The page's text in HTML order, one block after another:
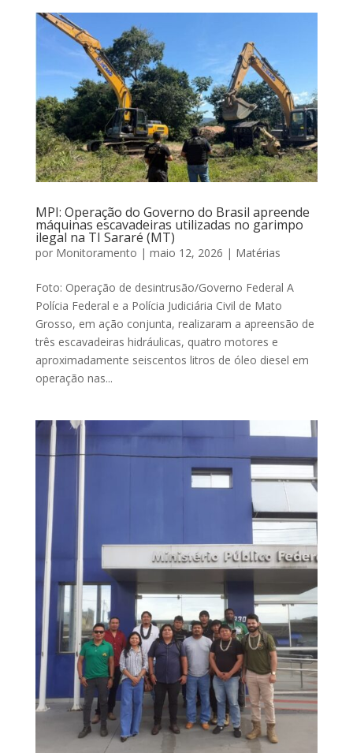
MPI: Operação do Governo do Brasil apreende
máquinas escavadeiras utilizadas no garimpo
ilegal na TI Sararé (MT)
por Monitoramento | maio 12, 2026 | Matérias
Foto: Operação de desintrusão/Governo Federal A
Polícia Federal e a Polícia Judiciária Civil de Mato
Grosso, em ação conjunta, realizaram a apreensão de
três escavadeiras hidráulicas, quatro motores e
aproximadamente seiscentos litros de óleo diesel em
operação nas...